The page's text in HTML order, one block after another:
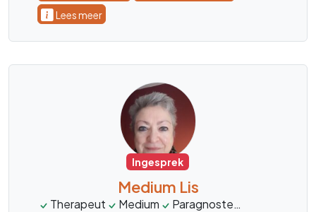
Lees meer
Ingesprek
Medium Lis
Therapeut Medium Paragnoste